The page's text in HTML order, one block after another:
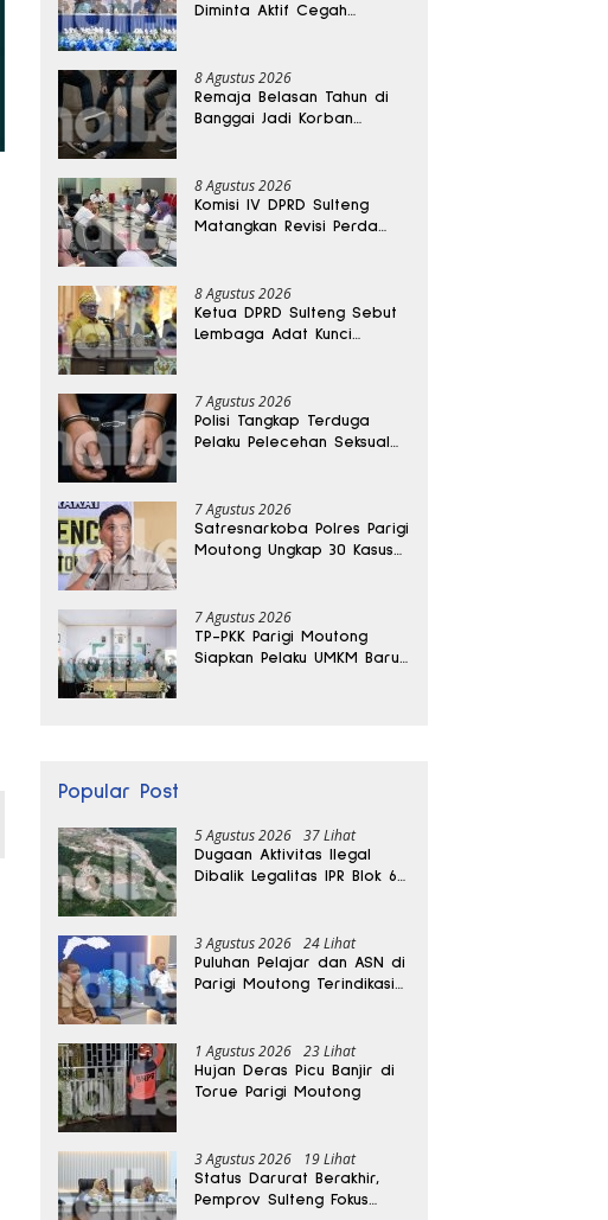
Diminta Aktif Cegah
8 Agustus 2026
Remaja Belasan Tahun di
Banggai Jadi Korban
8 Agustus 2026
Komisi IV DPRD Sulteng
Matangkan Revisi Perda
8 Agustus 2026
Ketua DPRD Sulteng Sebut
Lembaga Adat Kunci
7 Agustus 2026
Polisi Tangkap Terduga
Pelaku Pelecehan Seksual
7 Agustus 2026
Satresnarkoba Polres Parigi
Moutong Ungkap 30 Kasus
7 Agustus 2026
TP-PKK Parigi Moutong
Siapkan Pelaku UMKM Baru
Popular Post
5 Agustus 2026 37 Lihat
Dugaan Aktivitas Ilegal
Dibalik Legalitas IPR Blok 6
3 Agustus 2026 24 Lihat
Puluhan Pelajar dan ASN di
Parigi Moutong Terindikasi
1 Agustus 2026 23 Lihat
Hujan Deras Picu Banjir di
Torue Parigi Moutong
3 Agustus 2026 19 Lihat
Status Darurat Berakhir,
Pemprov Sulteng Fokus